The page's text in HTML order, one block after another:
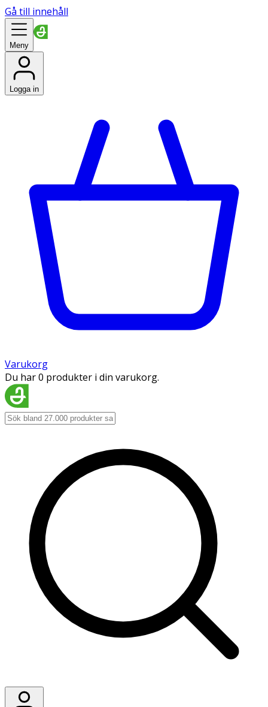
Gå till innehåll
Meny
Logga in
Varukorg
Du har 0 produkter i din varukorg.